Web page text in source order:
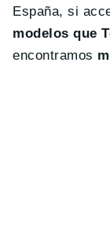
España, si
modelos que
encontramos